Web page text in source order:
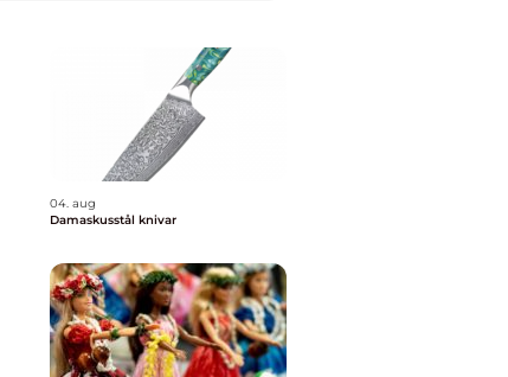
04. aug
Damaskusstål knivar